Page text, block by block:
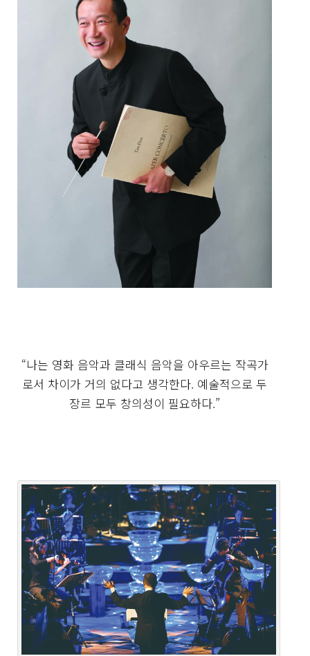
“나는 영화 음악과 클래식 음악을 아우르는 작곡가
로서 차이가 거의 없다고 생각한다. 예술적으로 두
장르 모두 창의성이 필요하다.”